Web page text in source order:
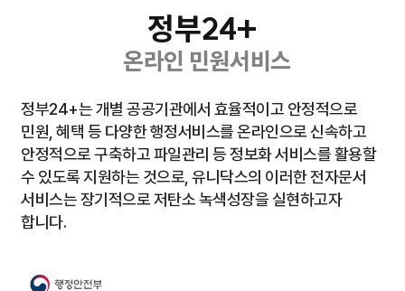
정부24+
온라인 민원서비스
정부24+는 개별 공공기관에서 효율적이고 안정적으로
민원, 혜택 등 다양한 행정서비스를온라인으로 신속하고
안정적으로 구축하고 파일관리 등 정보화 서비스를 활용할
수 있도록지원하는 것으로, 유니닥스의 이러한 전자문서
서비스는 장기적으로 저탄소 녹색성장을 실현하고자
합니다.